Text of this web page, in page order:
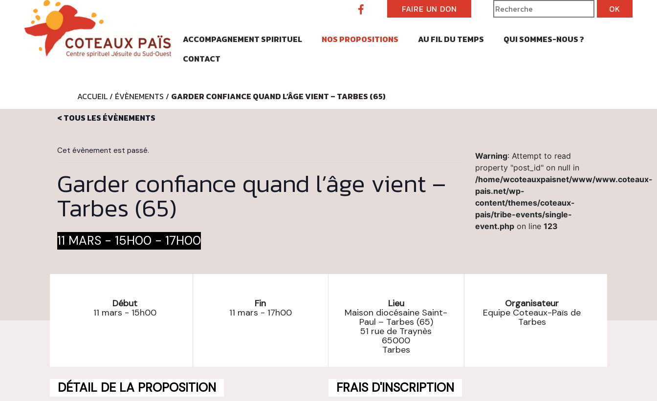
FAIRE UN DON
ACCOMPAGNEMENT SPIRITUEL NOS PROPOSITIONS AU FIL DU TEMPS
QUI SOMMES-NOUS ?
CONTACT
ACCUEIL/ ÉVÈNEMENTS / GARDER CONFIANCE QUAND L’ÂGE VIENT – TARBES (65)
< TOUS LES ÉVÈNEMENTS
Cet évènement est passé.
Garder confiance quand l’âge vient –
Tarbes (65)
11 MARS - 15H00 - 17H00
Warning: Attempt to read
property "post_id" on null in
/home/wcoteauxpaisnet/www/www.coteaux-
pais.net/wp-
content/themes/coteaux-
pais/tribe-events/single-
event.php on line 123
Début
11 mars - 15h00
Fin
11 mars - 17h00
Lieu
Maison diocésaine Saint-
Paul – Tarbes (65)
51 rue de Traynès
65000
Tarbes
Organisateur
Equipe Coteaux-Païs de
Tarbes
DÉTAIL DE LA PROPOSITION FRAIS D'INSCRIPTION